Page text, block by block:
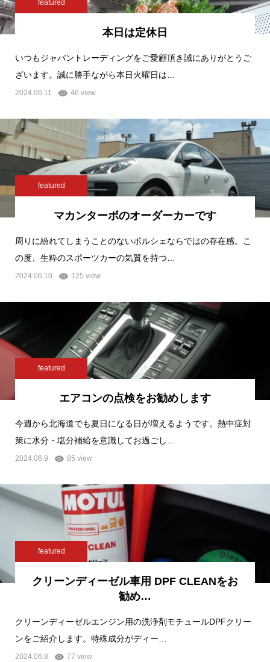
featured
本日は定休日
いつもジャパントレーディングをご愛顧頂き誠にありがとうご
ざいます。誠に勝手ながら本日火曜日は…
2024.06.11 46 view
featured
マカンターボのオーダーカーです
周りに紛れてしまうことのないポルシェならではの存在感。こ
の度、生粋のスポーツカーの気質を持つ…
2024.06.10 125 view
featured
エアコンの点検をお勧めします
今週から北海道でも夏日になる日が増えるようです。熱中症対
策に水分・塩分補給を意識してお過ごし…
2024.06.9 85 view
featured
クリーンディーゼル車用 DPF CLEANをお
勧め…
クリーンディーゼルエンジン用の洗浄剤モチュールDPFクリー
ンをご紹介します。特殊成分がディー…
2024.06.8 77 view